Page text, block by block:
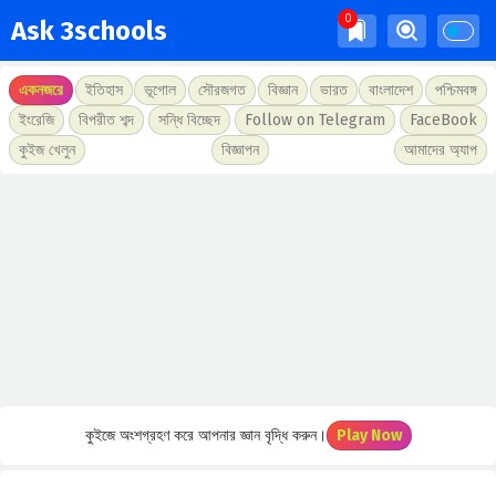
Ask 3schools
একনজরে ইতিহাস ভূগোল সৌরজগত বিজ্ঞান ভারত বাংলাদেশ
পশ্চিমবঙ্গ
ইংরেজি
বিপরীত শব্দ সন্ধি বিচ্ছেদ Follow on Telegram
FaceBook
কুইজ খেলুন
বিজ্ঞাপন আমাদের অ্যাপ
কুইজে অংশগ্রহণ করে আপনার জ্ঞান বৃদ্ধি করুন। Play Now